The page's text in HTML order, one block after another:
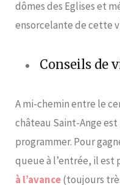
dômes des Eglises et
ensorcelante de cette
Conseils de
A mi-chemin entre le
château Saint-Ange
programmer. Pour
queue à l’entrée, il est
à l’avance(toujours